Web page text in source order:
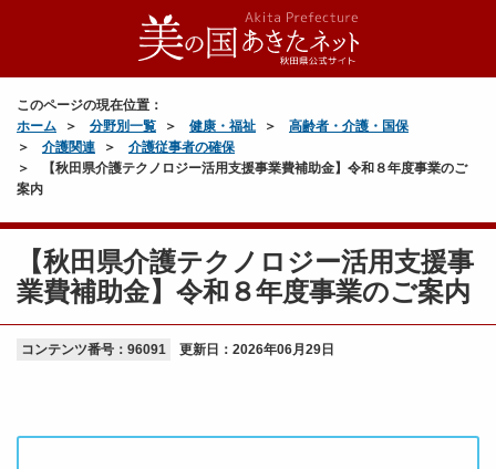
このページの現在位置：
ホーム
分野別一覧 健康・福祉
高齢者・介護・国保
介護関連
介護従事者の確保
【秋田県介護テクノロジー活用支援事業費補助金】令和８年度事業のご
案内
【秋田県介護テクノロジー活用支援事
業費補助金】令和８年度事業のご案内
コンテンツ番号：96091 更新日： 2026年06月29日